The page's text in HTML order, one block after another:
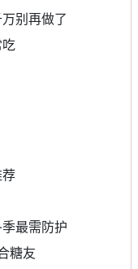
别再做了
最需防护
糖友